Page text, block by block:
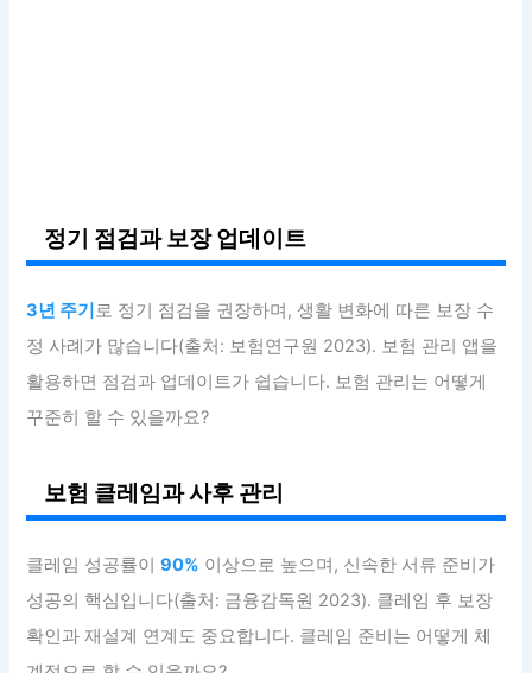
정기 점검과 보장 업데이트
3년 주기로 정기 점검을 권장하며, 생활 변화에 따른 보장 수
정 사례가 많습니다(출처: 보험연구원 2023). 보험 관리 앱을
활용하면 점검과 업데이트가 쉽습니다. 보험 관리는 어떻게
꾸준히 할 수 있을까요?
보험 클레임과 사후 관리
클레임 성공률이90% 이상으로 높으며, 신속한 서류 준비가
성공의 핵심입니다(출처: 금융감독원 2023). 클레임 후 보장
확인과 재설계 연계도 중요합니다. 클레임 준비는 어떻게 체